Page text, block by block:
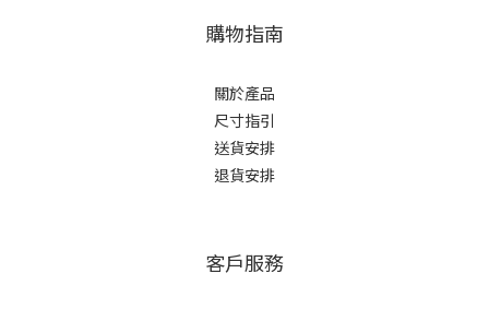
購物指南
關於產品
尺寸指引
送貨安排
退貨安排
客戶服務